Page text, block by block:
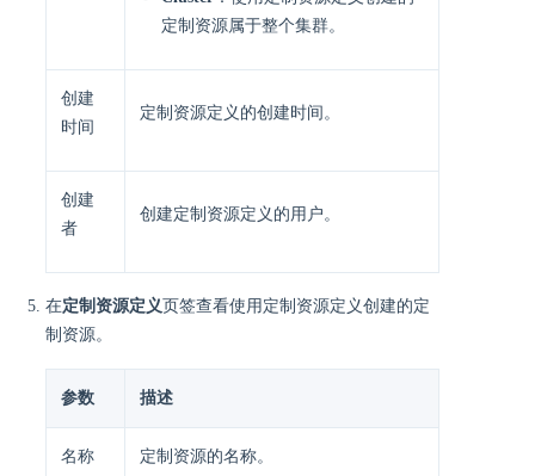
定制资源属于整个集群。
创建
时间
定制资源定义的创建时间。
创建
者
创建定制资源定义的用户。
在定制资源定义页签查看使用定制资源定义创建的定
制资源。
参数 描述
名称 定制资源的名称。